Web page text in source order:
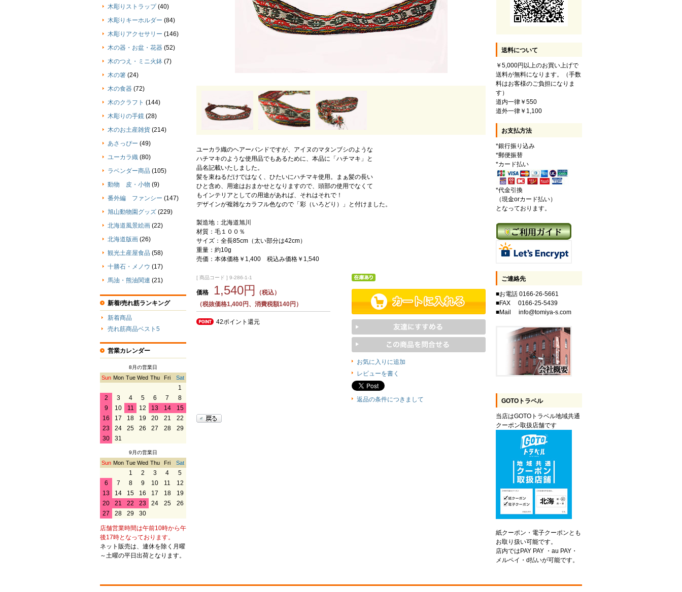
ユーカラ織のヘアーバンドですが、アイヌのマタンブシのような
ハチマキのような使用品でもあるために、本品に「ハチマキ」と
品名記載いたしました。
髪を束ねるだけではなく、ひたいにハチマキ使用。まぁ髪の長い
ひと含め、用途はおまかせとなりますので、頭部の使用でなくて
もインテリアとしての用途があれば、それはそれで！
デザインが複雑なカラフル色なので「彩（いろどり）」と付けました。
製造地：北海道旭川
材質：毛１００％
サイズ：全長85cm（太い部分は42cm）
重量：約10g
売価：本体価格￥1,400 税込み価格￥1,540
[ 商品コード ] 9-286-1-1
価格 1,540円
（税込）
（税抜価格1,400円、消費税額140円）
42ポイント還元
お気に入りに追加
レビューを書く
返品の条件につきまして
木彫りストラップ (40)
木彫りキーホルダー (84)
木彫りアクセサリー (146)
木の器・お盆・花器 (52)
木のつえ・ミニ火鉢 (7)
木の箸 (24)
木の食器 (72)
木のクラフト (144)
木彫りの手鏡 (28)
木のお土産雑貨 (214)
あさっぴー (49)
ユーカラ織 (80)
ラベンダー商品 (105)
動物 皮・小物 (9)
番外編 ファンシー (147)
旭山動物園グッズ (229)
北海道風景絵画 (22)
北海道版画 (26)
観光土産屋食品 (58)
十勝石・メノウ (17)
馬油・熊油関連 (21)
新着/売れ筋ランキング
新着商品
売れ筋商品ベスト5
営業カレンダー
8月の営業日
Sun Mon Tue Wed Thu Fri Sat
1
2
3 4 5 6 7
8
9
10 11 12 13 14
15
16
17 18 19 20 21
22
23
24 25 26 27 28
29
30
31
9月の営業日
Sun Mon Tue Wed Thu Fri Sat
1 2 3 4
5
6
7 8 9 10 11
12
13
14 15 16 17 18
19
20
21 22 23 24 25
26
27
28 29 30
店舗営業時間は午前10時から午
後17時となっております。
ネット販売は、連休を除く月曜
～土曜の平日出荷となります。
送料について
￥5,000円以上のお買い上げで
送料が無料になります。（手数
料はお客様のご負担になりま
す）
道内一律￥550
道外一律￥1,100
お支払方法
*銀行振り込み
*郵便振替
*カード払い
*代金引換
（現金orカード払い）
となっております。
ご連絡先
■お電話 0166-26-5661
■FAX 0166-25-5439
■Mail info@tomiya-s.com
GOTOトラベル
当店はGOTOトラベル地域共通
クーポン取扱店舗です
紙クーポン・電子クーポンとも
お取り扱い可能です。
店内ではPAY PAY ・au PAY・
メルペイ・d払いが可能です。